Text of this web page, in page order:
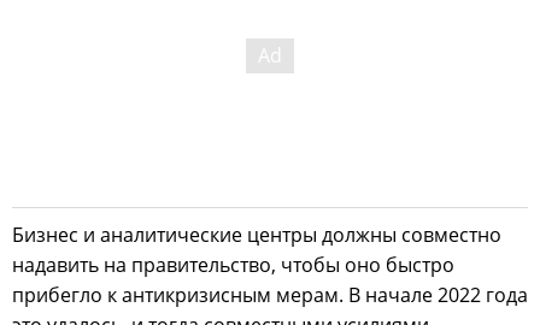
Бизнес и аналитические центры должны совместно
надавить на правительство, чтобы оно быстро
прибегло к антикризисным мерам. В начале 2022 года